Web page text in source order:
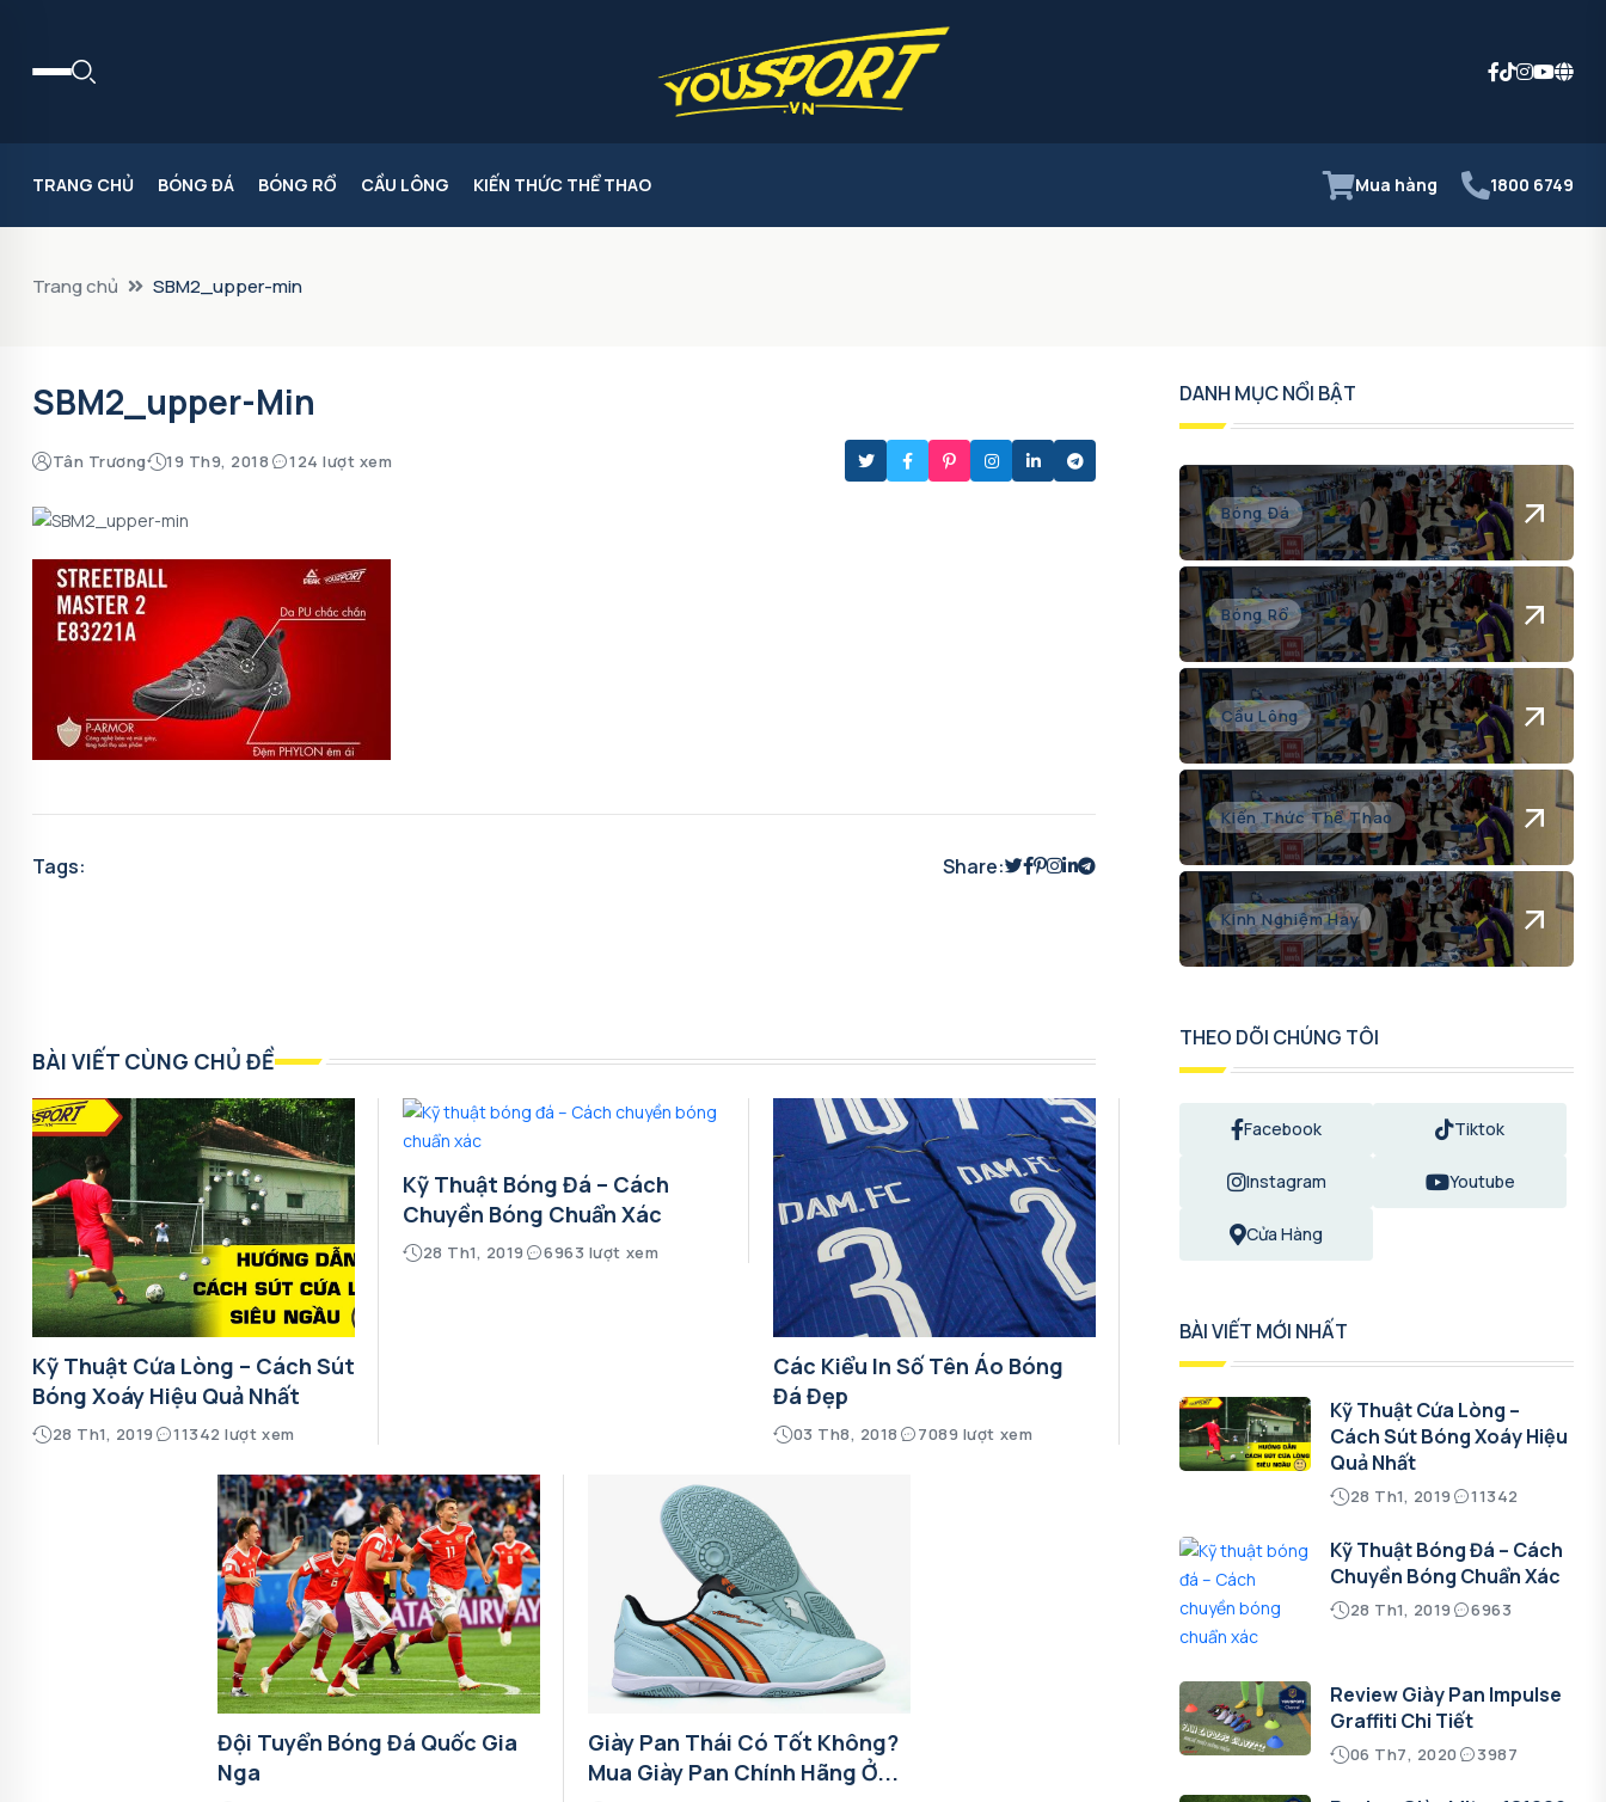
TRANG CHỦ BÓNG ĐÁ BÓNG RỔ CẦU LÔNG KIẾN THỨC THỂ THAO Mua hàng 1800 6749
Trang chủ SBM2_upper-min
SBM2_upper-Min
Tân Trương 19 Th9, 2018 124 lượt xem
Tags: Share:
BÀI VIẾT CÙNG CHỦ ĐỀ
Kỹ Thuật Cứa Lòng – Cách Sút
Bóng Xoáy Hiệu Quả Nhất
28 Th1, 2019 11342 lượt xem
Kỹ Thuật Bóng Đá – Cách
Chuyền Bóng Chuẩn Xác
28 Th1, 2019 6963 lượt xem
Các Kiểu In Số Tên Áo Bóng
Đá Đẹp
03 Th8, 2018 7089 lượt xem
Đội Tuyển Bóng Đá Quốc Gia
Nga
Giày Pan Thái Có Tốt Không?
Mua Giày Pan Chính Hãng Ở...
DANH MỤC NỔI BẬT
Bóng Đá
Bóng Rổ
Cầu Lông
Kiến Thức Thể Thao
Kinh Nghiệm Hay
THEO DÕI CHÚNG TÔI
Facebook Tiktok
Instagram Youtube
Cửa Hàng
BÀI VIẾT MỚI NHẤT
Kỹ Thuật Cứa Lòng –
Cách Sút Bóng Xoáy Hiệu
Quả Nhất
28 Th1, 2019 11342
Kỹ Thuật Bóng Đá – Cách
Chuyền Bóng Chuẩn Xác
28 Th1, 2019 6963
Review Giày Pan Impulse
Graffiti Chi Tiết
06 Th7, 2020 3987